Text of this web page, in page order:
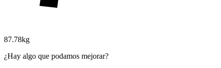
87.78kg
¿Hay algo que podamos mejorar?